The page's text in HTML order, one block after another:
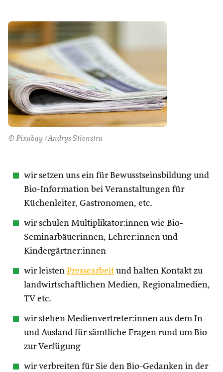
© Pixabay /Andrys Stienstra
wir setzen uns ein für Bewusstseinsbildung und
Bio-Information bei Veranstaltungen für
Küchenleiter, Gastronomen, etc.
wir schulen Multiplikator:innen wie Bio-
Seminarbäuerinnen, Lehrer:innen und
Kindergärtner:innen
wir leisten Pressearbeit und halten Kontakt zu
landwirtschaftlichen Medien, Regionalmedien,
TV etc.
wir stehen Medienvertreter:innen aus dem In-
und Ausland für sämtliche Fragen rund um Bio
zur Verfügung
wir verbreiten für Sie den Bio-Gedanken in der